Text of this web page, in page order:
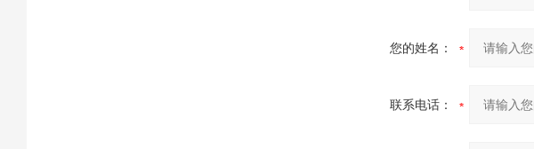
您的姓名：
联系电话：